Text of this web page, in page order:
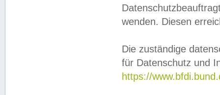
wenden. Diesen
Die zuständige
für Datenschutz und
https://